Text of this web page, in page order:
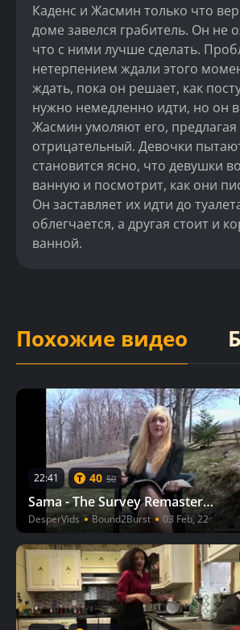
Каденс и Жасмин только что
доме завелся грабитель. Он не
что с ними лучше сделать.
нетерпением ждали этого
ждать, пока он решает, как
нужно немедленно идти, но он
Жасмин умоляют его,
отрицательный. Девочки
становится ясно, что девушки
ванную и посмотрит, как они
Он заставляет их идти до
облегчается, а другая стоит и
ванной.
Похожие видео
22:41 40 50
Sama - The Survey Remastered
DesperVids Bound2Burst 03 Feb, 22